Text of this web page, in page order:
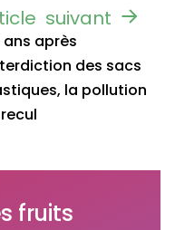
ans après
des sacs
la pollution
fruits